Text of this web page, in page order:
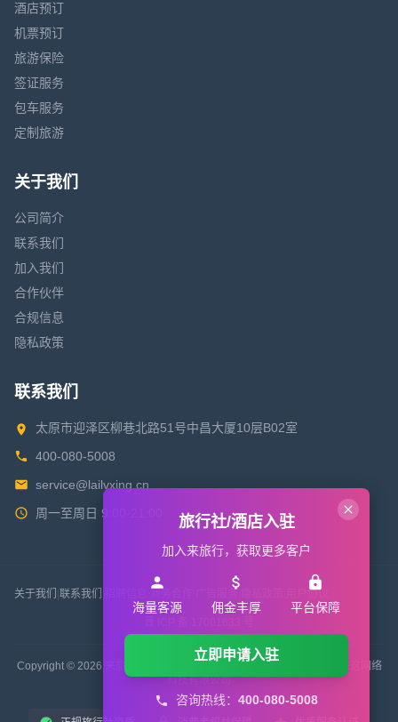
酒店预订
机票预订
旅游保险
签证服务
包车服务
定制旅游
关于我们
公司简介
联系我们
加入我们
合作伙伴
合规信息
隐私政策
联系我们
太原市迎泽区柳巷北路51号中昌大厦10层B02室
400-080-5008
service@lailvxing.cn
周一至周日 9:00-21:00
关于我们 联系我们 用户协议
Copyright © 2026 来旅行旅游网 All Rights Reserved. 版权所有 山西来这网络
科技有限公司
旅行社/酒店入驻
加入来旅行，获取更多客户
海量客源 佣金丰厚 平台保障
立即申请入驻
咨询热线： 400-080-5008